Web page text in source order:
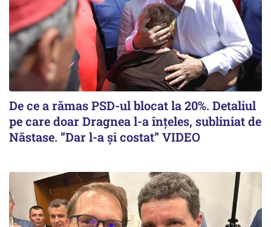
De ce a rămas PSD-ul blocat la 20%. Detaliul
pe care doar Dragnea l-a înțeles, subliniat de
Năstase. ”Dar l-a și costat” VIDEO